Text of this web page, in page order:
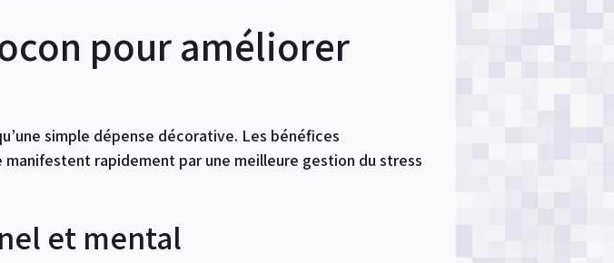
pour améliorer
simple dépense décorative. Les bénéfices
rapidement par une meilleure gestion du stress
et mental